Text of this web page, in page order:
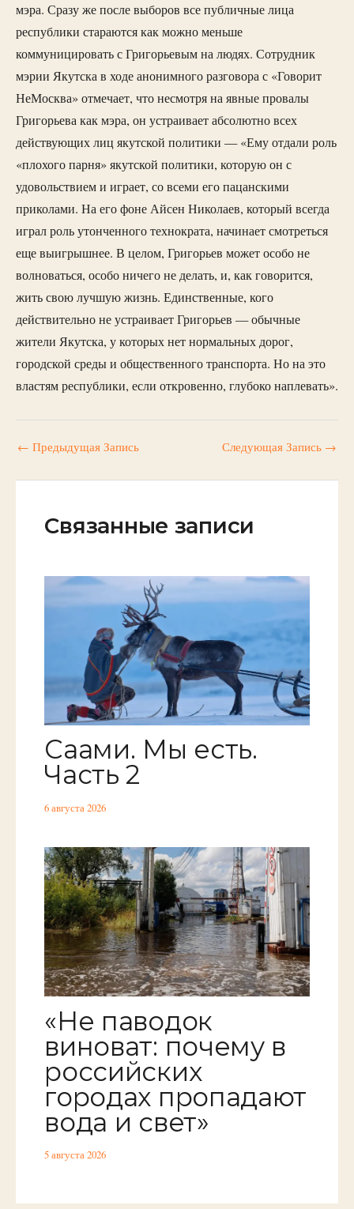
мэра. Сразу же после выборов все публичные лица
республики стараются как можно меньше
коммуницировать с Григорьевым на людях. Сотрудник
мэрии Якутска в ходе анонимного разговора с «Говорит
НеМосква» отмечает, что несмотря на явные провалы
Григорьева как мэра, он устраивает абсолютно всех
действующих лиц якутской политики — «Ему отдали роль
«плохого парня» якутской политики, которую он с
удовольствием и играет, со всеми его пацанскими
приколами. На его фоне Айсен Николаев, который всегда
играл роль утонченного технократа, начинает смотреться
еще выигрышнее. В целом, Григорьев может особо не
волноваться, особо ничего не делать, и, как говорится,
жить свою лучшую жизнь. Единственные, кого
действительно не устраивает Григорьев — обычные
жители Якутска, у которых нет нормальных дорог,
городской среды и общественного транспорта. Но на это
властям республики, если откровенно, глубоко наплевать».
← Предыдущая Запись Следующая Запись →
Связанные записи
Саами. Мы есть.
Часть 2
6 августа 2026
«Не паводок
виноват: почему в
российских
городах пропадают
вода и свет»
5 августа 2026